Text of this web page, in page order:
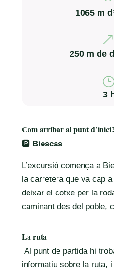
1065 m
&
250 m de
}
3
Com arribar al punt d’inici?
🅿️ Biescas
L’excursió comença a
la carretera que va cap
deixar el cotxe per la
caminant des del poble,
La ruta
Al punt de partida hi
informatiu sobre la ruta, i